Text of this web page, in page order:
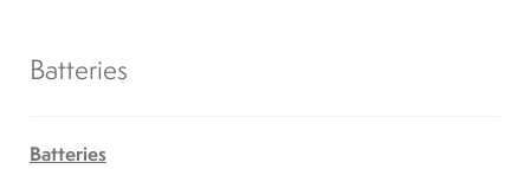
Batteries
Batteries